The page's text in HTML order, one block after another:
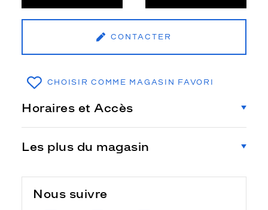
CONTACTER
CHOISIR COMME MAGASIN FAVORI
Horaires et Accès
Les plus du magasin
Nous suivre